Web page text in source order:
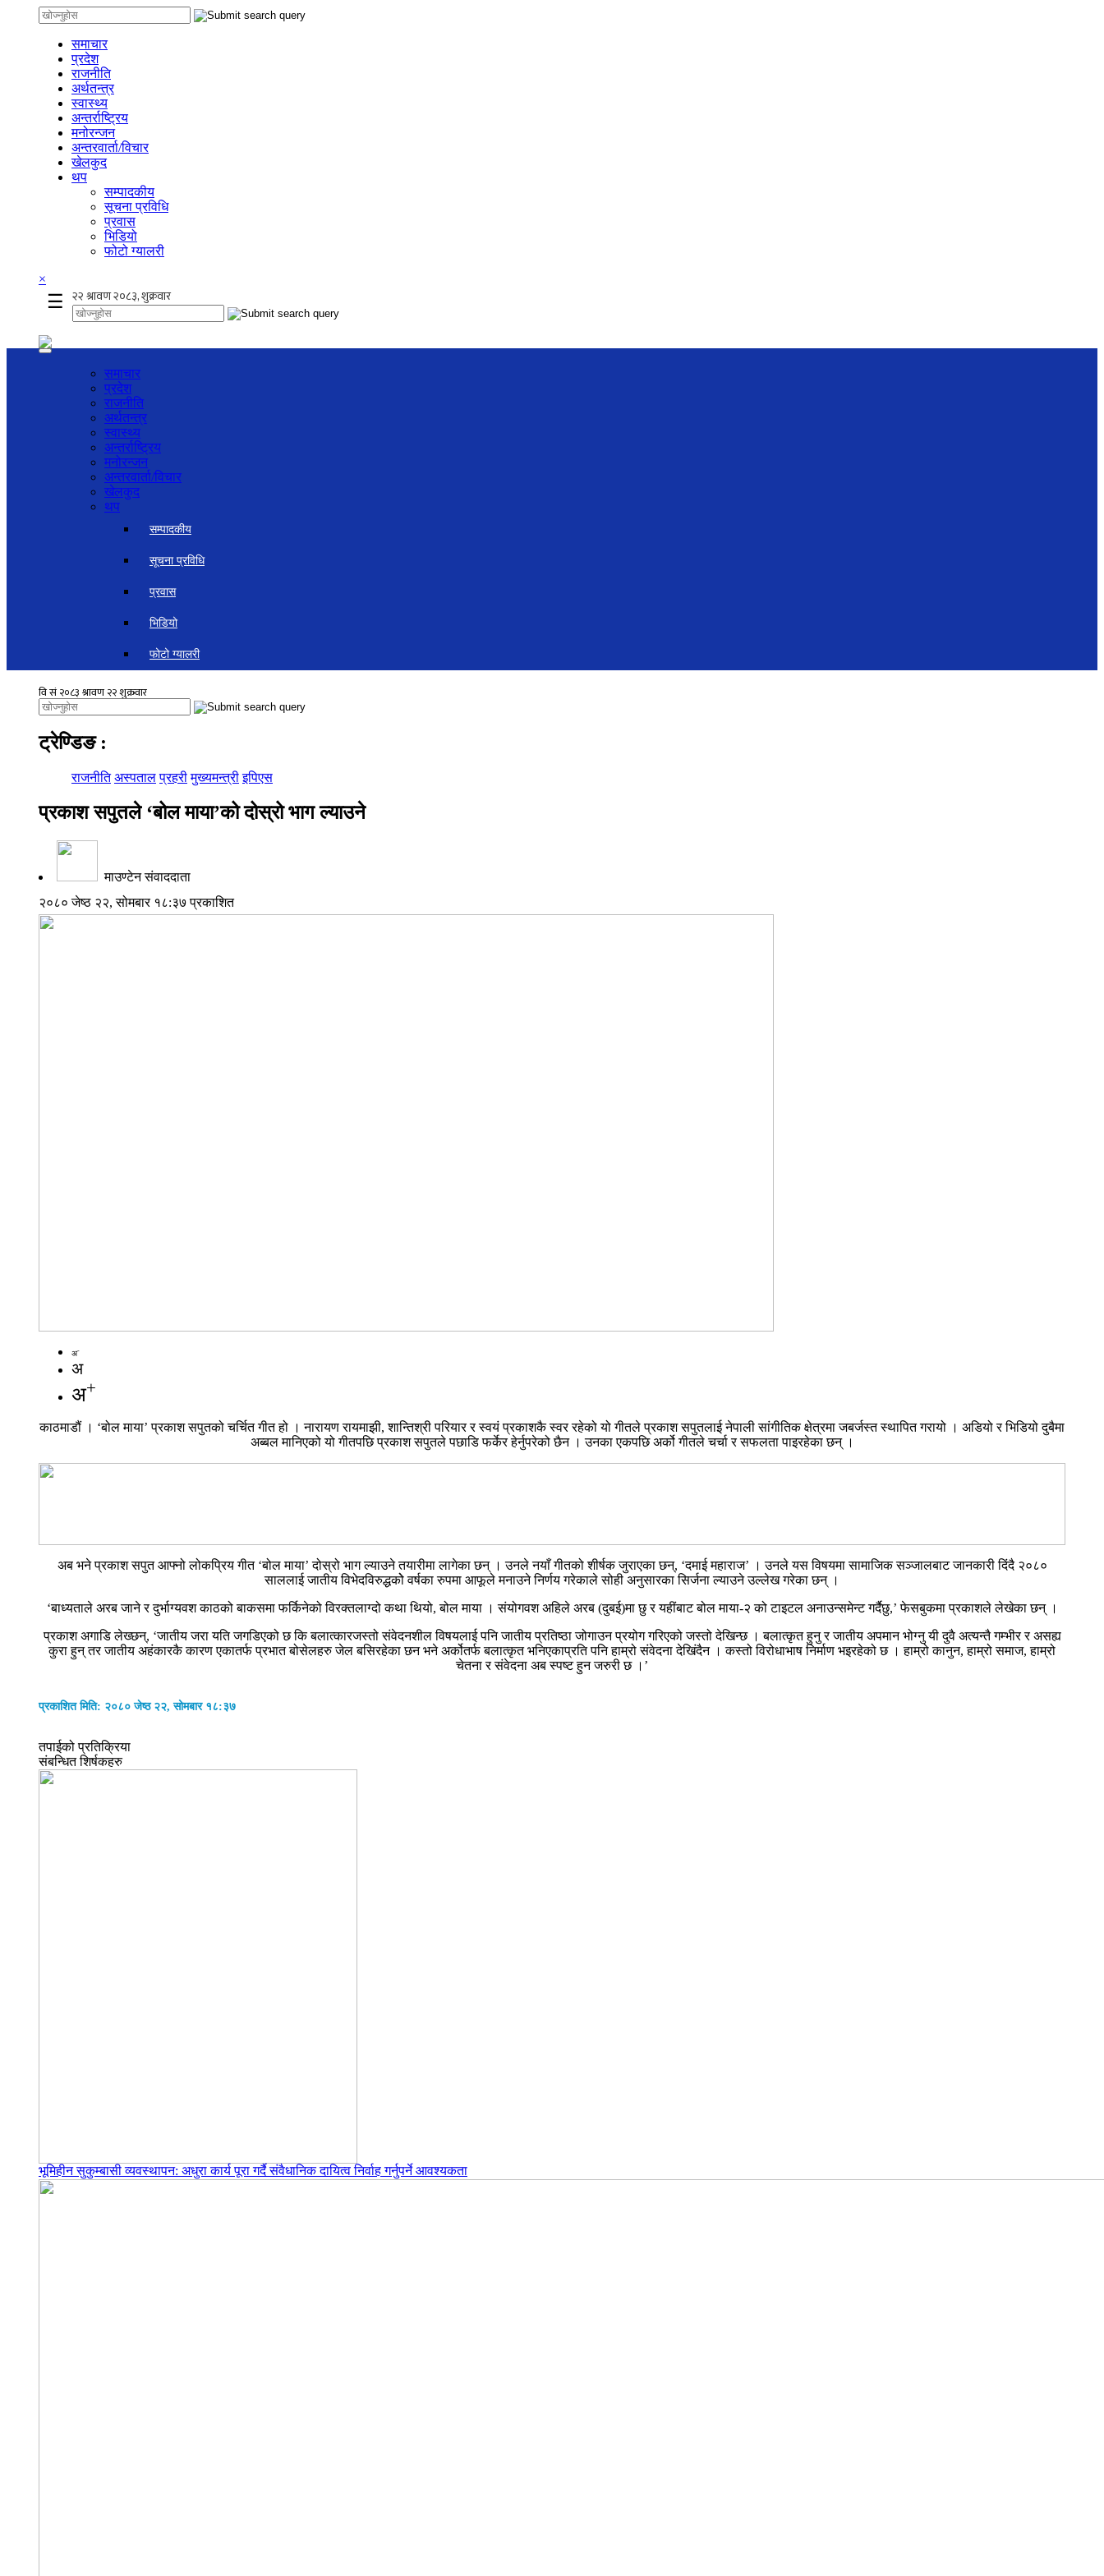
समाचार
प्रदेश
राजनीति
अर्थतन्त्र
स्वास्थ्य
अन्तर्राष्ट्रिय
मनोरन्जन
अन्तरवार्ता/विचार
खेलकुद
थप
सम्पादकीय
सूचना प्रविधि
प्रवास
भिडियो
फोटो ग्यालरी
×
☰
समाचार
प्रदेश
राजनीति
अर्थतन्त्र
स्वास्थ्य
अन्तर्राष्ट्रिय
मनोरन्जन
अन्तरवार्ता/विचार
खेलकुद
थप
सम्पादकीय
सूचना प्रविधि
प्रवास
भिडियो
फोटो ग्यालरी
ट्रेण्डिङ :
राजनीति अस्पताल प्रहरी मुख्यमन्त्री इपिएस
प्रकाश सपुतले ‘बोल माया’को दोस्रो भाग ल्याउने
माउण्टेन संवाददाता
२०८० जेष्ठ २२, सोमबार १८:३७ प्रकाशित
अ-
अ
अ+
काठमाडौं । ‘बोल माया’ प्रकाश सपुतको चर्चित गीत हो । नारायण रायमाझी, शान्तिश्री परियार र स्वयं प्रकाशकै स्वर रहेको यो गीतले प्रकाश सपुतलाई नेपाली सांगीतिक क्षेत्रमा जबर्जस्त स्थापित गरायो । अडियो र भिडियो दुबैमा
अब्बल मानिएको यो गीतपछि प्रकाश सपुतले पछाडि फर्केर हेर्नुपरेको छैन । उनका एकपछि अर्को गीतले चर्चा र सफलता पाइरहेका छन् ।
अब भने प्रकाश सपुत आफ्नो लोकप्रिय गीत ‘बोल माया’ दोस्रो भाग ल्याउने तयारीमा लागेका छन् । उनले नयाँ गीतको शीर्षक जुराएका छन्, ‘दमाई महाराज’ । उनले यस विषयमा सामाजिक सञ्जालबाट जानकारी दिंदै २०८०
साललाई जातीय विभेदविरुद्धकोे वर्षका रुपमा आफूले मनाउने निर्णय गरेकाले सोही अनुसारका सिर्जना ल्याउने उल्लेख गरेका छन् ।
‘बाध्यताले अरब जाने र दुर्भाग्यवश काठको बाकसमा फर्किनेको विरक्तलाग्दो कथा थियो, बोल माया । संयोगवश अहिले अरब (दुबई)मा छु र यहींबाट बोल माया-२ को टाइटल अनाउन्समेन्ट गर्दैछु,’ फेसबुकमा प्रकाशले लेखेका छन् ।
प्रकाश अगाडि लेख्छन्, ‘जातीय जरा यति जगडिएको छ कि बलात्कारजस्तो संवेदनशील विषयलाई पनि जातीय प्रतिष्ठा जोगाउन प्रयोग गरिएको जस्तो देखिन्छ । बलात्कृत हुनु र जातीय अपमान भोग्नु यी दुवै अत्यन्तै गम्भीर र असह्य
कुरा हुन् तर जातीय अहंकारकै कारण एकातर्फ प्रभात बोसेलहरु जेल बसिरहेका छन भने अर्कोतर्फ बलात्कृत भनिएकाप्रति पनि हाम्रो संवेदना देखिंदैन । कस्तो विरोधाभाष निर्माण भइरहेको छ । हाम्रो कानुन, हाम्रो समाज, हाम्रो
चेतना र संवेदना अब स्पष्ट हुन जरुरी छ ।’
प्रकाशित मिति: २०८० जेष्ठ २२, सोमबार १८:३७
तपाईको प्रतिक्रिया
संबन्धित शिर्षकहरु
भूमिहीन सुकुम्बासी व्यवस्थापन: अधुरा कार्य पूरा गर्दै संवैधानिक दायित्व निर्वाह गर्नुपर्ने आवश्यकता